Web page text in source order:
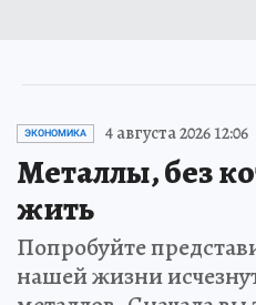
ЭКОНОМИКА 4 августа 2026 12:06
Металлы, без
жить
Попробуйте
нашей жизни